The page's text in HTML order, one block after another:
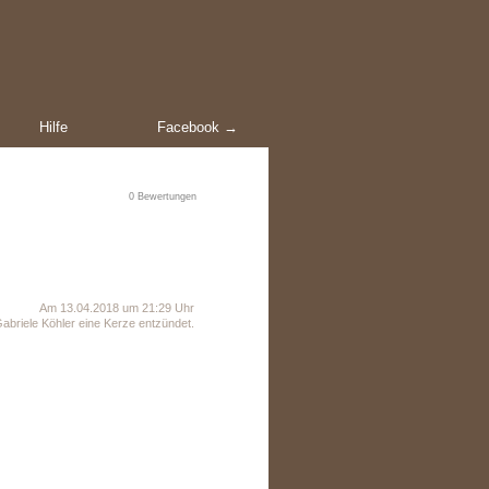
Hilfe Facebook →
0 Bewertungen
Am 13.04.2018 um 21:29 Uhr
Köhler eine Kerze entzündet.